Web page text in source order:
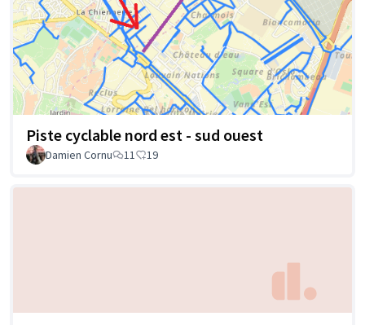
Piste cyclable nord est - sud ouest
Damien Cornu 11 19